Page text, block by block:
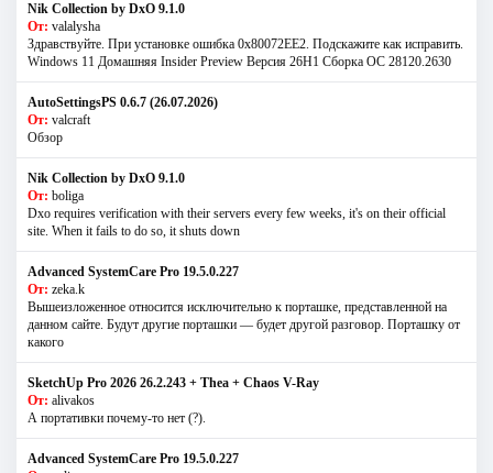
Nik Collection by DxO 9.1.0
От: valalysha
Здравствуйте. При установке ошибка 0х80072EE2. Подскажите как исправить.
Windows 11 Домашняя Insider Preview Версия 26H1 Сборка ОС 28120.2630
AutoSettingsPS 0.6.7 (26.07.2026)
От: valcraft
Обзор
Nik Collection by DxO 9.1.0
От: boliga
Dxo requires verification with their servers every few weeks, it's on their official
site. When it fails to do so, it shuts down
Advanced SystemCare Pro 19.5.0.227
От: zeka.k
Вышеизложенное относится исключительно к порташке, представленной на
данном сайте. Будут другие порташки — будет другой разговор. Порташку от
какого
SketchUp Pro 2026 26.2.243 + Thea + Chaos V-Ray
От: alivakos
А портативки почему-то нет (?).
Advanced SystemCare Pro 19.5.0.227